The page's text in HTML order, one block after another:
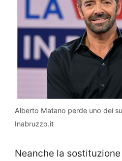
Alberto Matano perde uno dei
Inabruzzo.it
Neanche la sostituzione